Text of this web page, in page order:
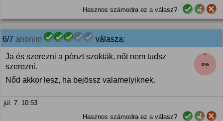
Hasznos számodra ez a válasz?
6/7 anonim válasza:
0%
Ja és szerezni a pénzt szokták, nőt nem tudsz
szerezni.
Nőd akkor lesz, ha bejössz valamelyiknek.
júl. 7. 10:53
Hasznos számodra ez a válasz?